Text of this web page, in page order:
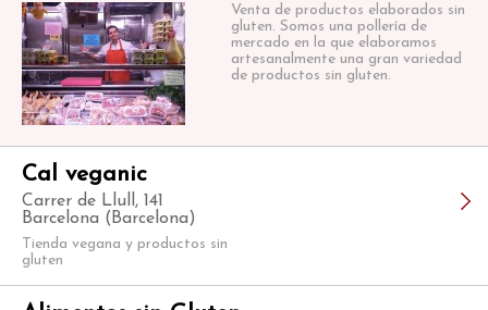
Venta de productos elaborados sin
gluten. Somos una pollería de
mercado en la que elaboramos
artesanalmente una gran variedad
de productos sin gluten.
Cal veganic
Carrer de Llull, 141
Barcelona (Barcelona)
Tienda vegana y productos sin
gluten